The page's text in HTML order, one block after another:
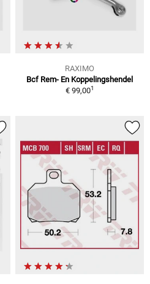
RAXIMO
Bcf Rem- En Koppelingshendel
€ 99,001